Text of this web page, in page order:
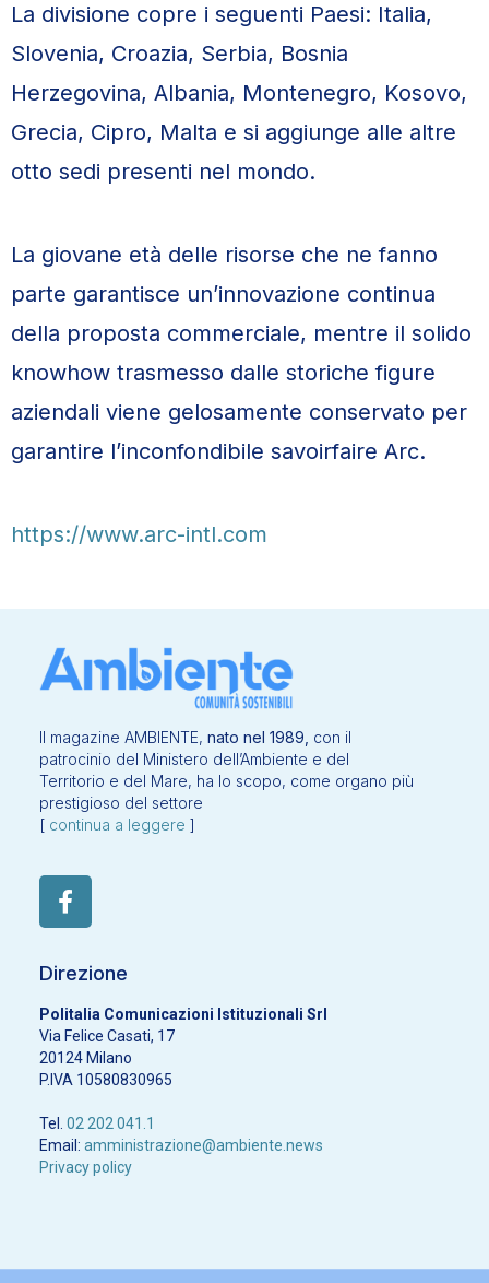
La divisione copre i seguenti Paesi: Italia,
Slovenia, Croazia, Serbia, Bosnia
Herzegovina, Albania, Montenegro, Kosovo,
Grecia, Cipro, Malta e si aggiunge alle altre
otto sedi presenti nel mondo.
La giovane età delle risorse che ne fanno
parte garantisce un’innovazione continua
della proposta commerciale, mentre il solido
knowhow trasmesso dalle storiche figure
aziendali viene gelosamente conservato per
garantire l’inconfondibile savoirfaire Arc.
https://www.arc-intl.com
Il magazine AMBIENTE, nato nel 1989, con il
patrocinio del Ministero dell’Ambiente e del
Territorio e del Mare, ha lo scopo, come organo più
prestigioso del settore
[ continua a leggere ]
Direzione
Politalia Comunicazioni Istituzionali Srl
Via Felice Casati, 17
20124 Milano
P.IVA 10580830965
Tel. 02 202 041.1
Email: amministrazione@ambiente.news
Privacy policy